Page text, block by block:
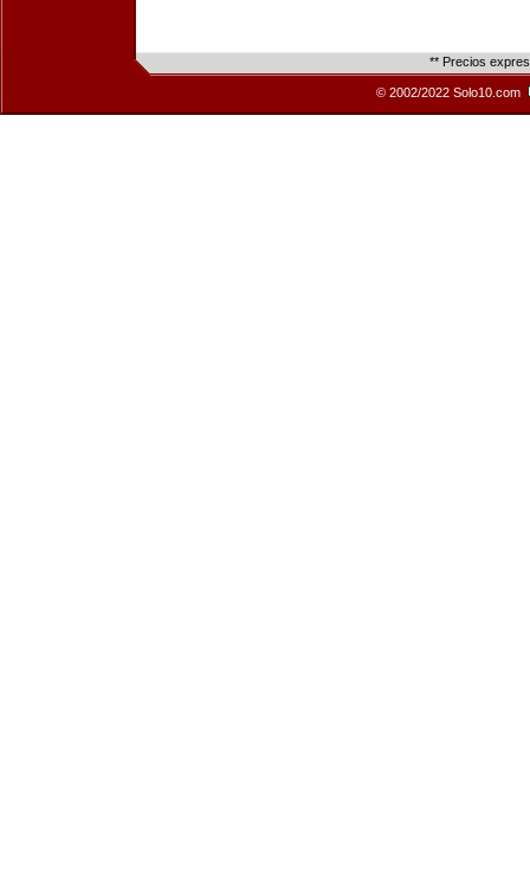
** Precios
© 2002/2022 Solo10.com